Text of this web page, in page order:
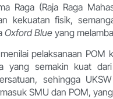
Raga (Raja Raga
kekuatan fisik,
Oxford Blue yang
pelaksanaan
yang semakin kuat
sehingga
SMU dan POM,